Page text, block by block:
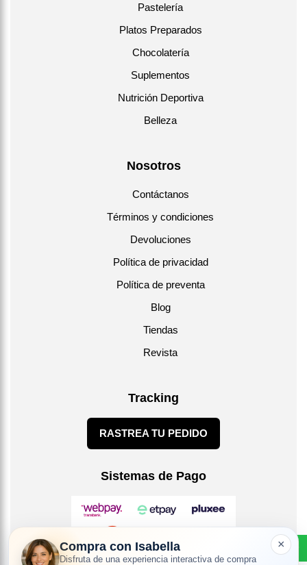
Pastelería
Platos Preparados
Chocolatería
Suplementos
Nutrición Deportiva
Belleza
Nosotros
Contáctanos
Términos y condiciones
Devoluciones
Política de privacidad
Política de preventa
Blog
Tiendas
Revista
Tracking
RASTREA TU PEDIDO
Sistemas de Pago